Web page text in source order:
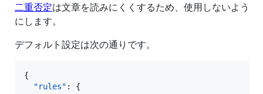
二重否定は文章を読みにくくするため、使用しないよう
にします。
デフォルト設定は次の通りです。
{
"rules" : {